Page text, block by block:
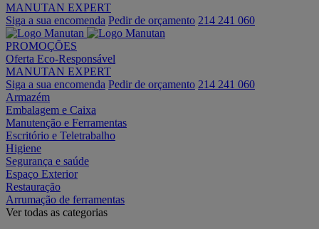
MANUTAN EXPERT
Siga a sua encomenda Pedir de orçamento 214 241 060
PROMOÇÕES
Oferta Eco-Responsável
MANUTAN EXPERT
Siga a sua encomenda Pedir de orçamento 214 241 060
Armazém
Embalagem e Caixa
Manutenção e Ferramentas
Escritório e Teletrabalho
Higiene
Segurança e saúde
Espaço Exterior
Restauração
Arrumação de ferramentas
Ver todas as categorias